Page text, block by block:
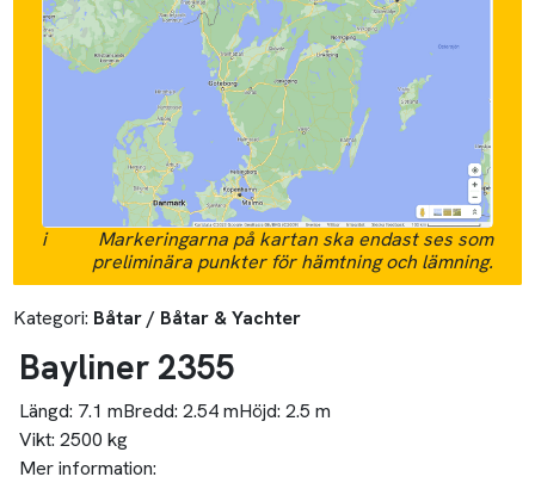
i
Markeringarna på kartan ska endast ses som
preliminära punkter för hämtning och lämning.
Kategori: Båtar / Båtar & Yachter
Bayliner 2355
Längd: 7.1 mBredd: 2.54 mHöjd: 2.5 m
Vikt: 2500 kg
Mer information: